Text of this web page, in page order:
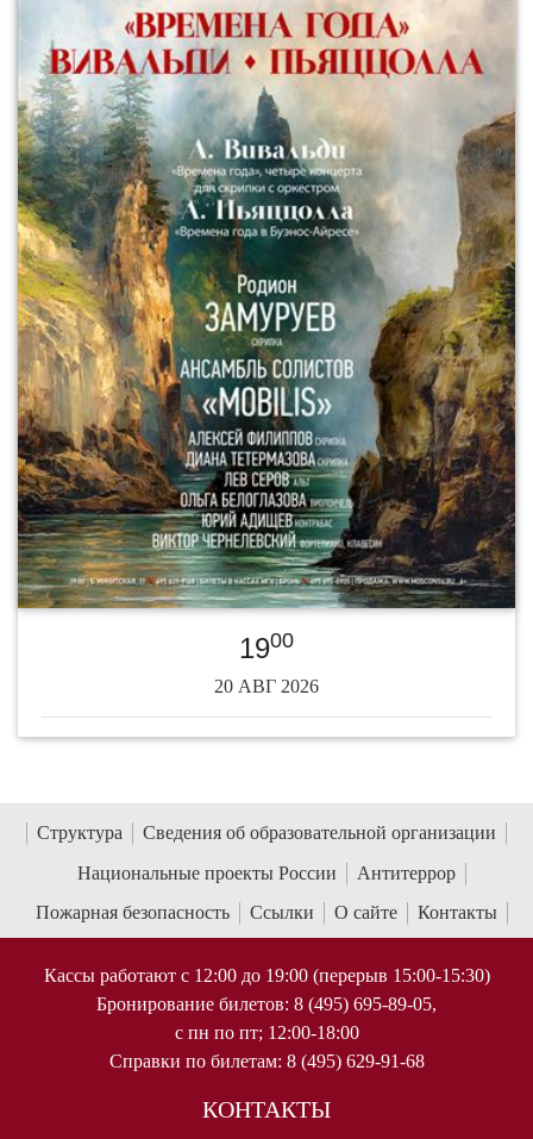
1900
20 АВГ 2026
Структура
Сведения об образовательной организации
Национальные проекты России
Антитеррор
Пожарная безопасность
Ссылки О сайте Контакты
Кассы работают с 12:00 до 19:00 (перерыв 15:00-15:30)
Бронирование билетов: 8 (495) 695-89-05,
с пн по пт; 12:00-18:00
Справки по билетам: 8 (495) 629-91-68
КОНТАКТЫ